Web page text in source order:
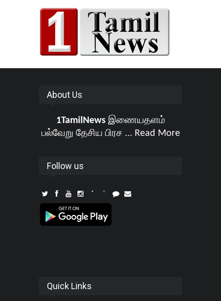
About Us
1TamilNewsஇணையதளம்
பல்வேறு தேசிய பிரச ... Read More
Follow us
Quick Links